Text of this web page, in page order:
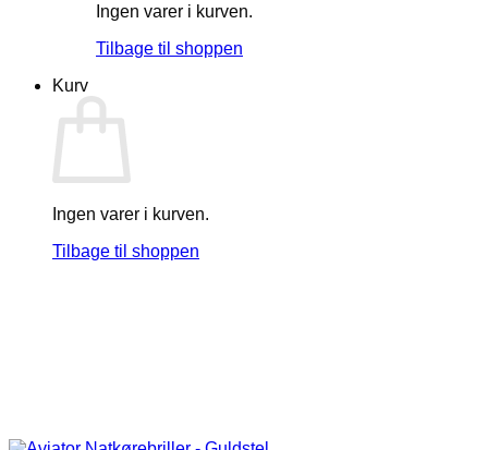
Ingen varer i kurven.
Tilbage til shoppen
Kurv
Ingen varer i kurven.
Tilbage til shoppen